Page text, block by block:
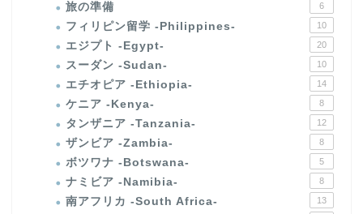
旅の準備 6
フィリピン留学 -Philippines- 10
エジプト -Egypt- 20
スーダン -Sudan- 10
エチオピア -Ethiopia- 14
ケニア -Kenya- 8
タンザニア -Tanzania- 12
ザンビア -Zambia- 8
ボツワナ -Botswana- 5
ナミビア -Namibia- 8
南アフリカ -South Africa- 13